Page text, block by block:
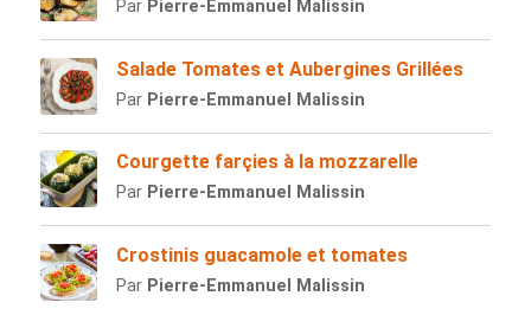
Par Pierre-Emmanuel Malissin
Salade Tomates et Aubergines Grillées
Par Pierre-Emmanuel Malissin
Courgette farçies à la mozzarelle
Par Pierre-Emmanuel Malissin
Crostinis guacamole et tomates
Par Pierre-Emmanuel Malissin